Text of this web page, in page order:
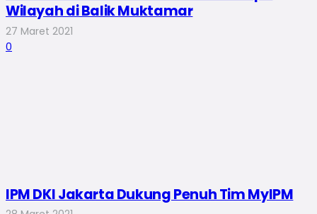
Wilayah di Balik Muktamar
27 Maret 2021
0
IPM DKI Jakarta Dukung Penuh Tim MyIPM